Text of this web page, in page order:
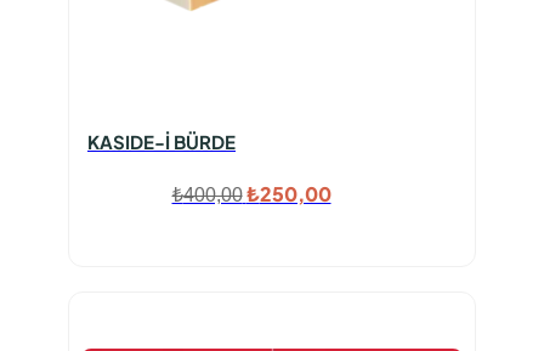
KASIDE-İ BÜRDE
₺400,00 Orijinal
₺250,00Şu